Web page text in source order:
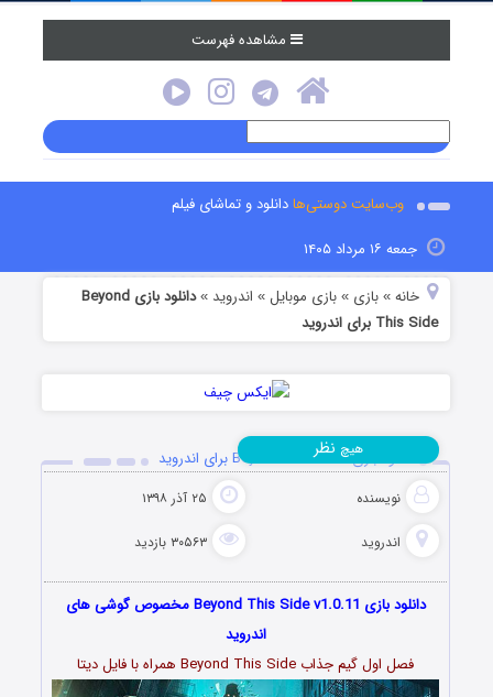
مشاهده فهرست
وب‌سایت دوستی‌هادانلود و تماشای فیلم
جمعه ۱۶ مرداد ۱۴۰۵
خانه »بازی »بازی موبایل » اندروید »
دانلود بازی Beyond
This Side برای اندروید
دانلود بازی Beyond This Side برای اندروید
نویسنده ۲۵ آذر ۱۳۹۸
اندروید ۳۰۵۶۳ بازدید
هیچ نظر
دانلود بازی Beyond This Side v1.0.11 مخصوص گوشی های
اندروید
فصل اول گیم جذاب Beyond This Side همراه با فایل دیتا